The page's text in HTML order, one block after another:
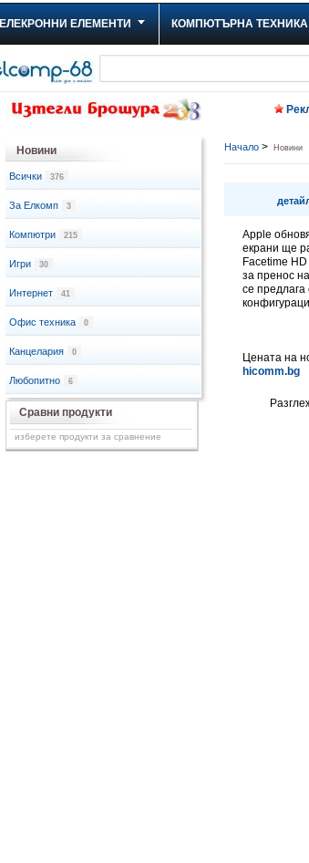
ЕЛЕКРОННИ ЕЛЕМЕНТИ КОМПЮТЪРНА ТЕХНИКА
Новини
Всички 376
За Елкомп 3
Компютри 215
Игри 30
Интернет 41
Офис техника 0
Канцелария 0
Любопитно 6
Сравни продукти
изберете продукти за сравнение
Начало > Новини
Apple
екрани ще
Facetime
за пренос
се
Цената на
hicomm.bg